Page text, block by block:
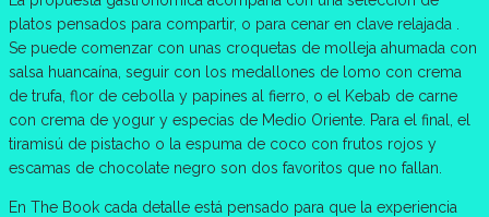
platos pensados para compartir, o para cenar en clave relajada .
Se puede comenzar con unas croquetas de molleja ahumada con
salsa huancaína, seguir con los medallones de lomo con crema
de trufa, flor de cebolla y papines al fierro, o el Kebab de carne
con crema de yogur y especias de Medio Oriente. Para el final, el
tiramisú de pistacho o la espuma de coco con frutos rojos y
escamas de chocolate negro son dos favoritos que no fallan.
En The Book cada detalle está pensado para que la experiencia